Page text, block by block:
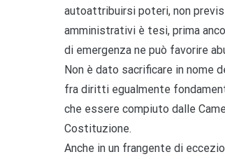
autoattribuirsi poteri, non
amministrativi è tesi, prima
di emergenza ne può favorire
Non è dato sacrificare in nome
fra diritti egualmente
che essere compiuto dalle
Costituzione.
Anche in un frangente di